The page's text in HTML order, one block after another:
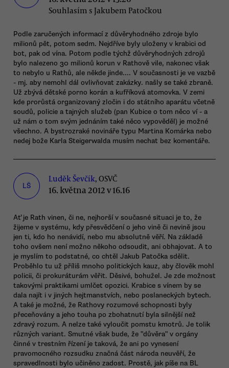
Souhlasím s Jakubem Patočkou
Podle zaručených informací z důvěryhodného zdroje bylo
milionů pět, potom sedm. Nejdříve byly uloženy v krabici od
bot, pak od vína. Potom podle týchž důvěryhodných zdrojů
bylo nalezeno 30 milionů korun v Rathově vile, nakonec však
to nebylo u Rathů, ale někde jinde.... V současnosti je ve vazbě
- mj. aby nemohl dál ovlivňovat zakázky. našly se také zbraně.
Už zbývá dětské porno korán a kufříková atomovka. V zemi
kde prorůstá organizovaný zločin i do státního aparátu včetně
soudů, policie a tajných služeb (pan Kubice o tom něco ví - a
už nám o tom svým jednáním také něco vypověděl) je možné
všechno. A bystrozraké novináře typu Martina Komárka nebo
nedej bože Karla Steigerwalda musím nechat bez komentáře.
LŠ
Luděk Ševčík, OSVČ
16. května 2012 v 16.16
Ať je Rath vinen, či ne, nejhorší v současné situaci je to, že
žijeme v systému, kdy přesvědčení o jeho vině či nevině jsou
jen ti, kdo ho nenávidí, nebo mu absolutně věří. Na základě
toho ovšem není možno někoho odsoudit, ani obhajovat. A to
je myslím to podstatné, co chtěl Jakub Patočka sdělit.
Proběhlo tu už příliš mnoho politických kauz, aby člověk mohl
policii, či prokuráturám věřit. Děsivé, bohužel. Je zde možnost
takovými praktikami umlčet opozici. Krabice s vínem by se
dala najít i v jiných hejtmanstvích, nebo poslaneckých bytech.
A také je možné, že Rathovy rozumové schopnosti byly
přeceňovány a jeho touha po zbohatnutí byla silnější než
zdravý rozum. A nelze také vyloučit pomstu kmotrů. Je tolik
různých variant. Smutné však bude, že "důvěra" v orgány
činné v trestním řízení je taková, že ani po vynesení
pravomocného rozsudku značná část národa neuvěří, že
spravedlnosti bylo učiněno zadost. Prostě, jak píše na BL